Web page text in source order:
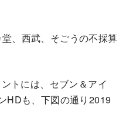
、西武、そごうの不採算
トには、セブン＆アイ
HDも、下図の通り2019